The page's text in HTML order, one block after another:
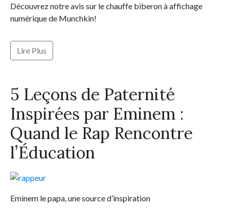
Découvrez notre avis sur le chauffe biberon à affichage
numérique de Munchkin!
Lire Plus
5 Leçons de Paternité
Inspirées par Eminem :
Quand le Rap Rencontre
l’Éducation
Eminem le papa, une source d’inspiration